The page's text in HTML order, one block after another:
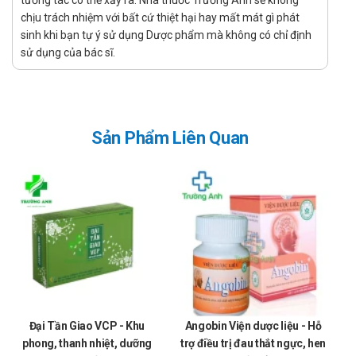
cho con bú
Tham khảo ý kiến của bác sĩ trước khi dùng cho phụ nữ có
thai hoặc đang cho con bú.
máy móc.
Tác dụng phụ của Hoạt huyết dưỡng não
Hà Thành
Chưa có báo cáo.
Tương tác
Xử trí khi quên liều
chịu trách nhiệm với bất cứ thiệt hại hay mất mát gì phát
sinh khi bạn tự ý sử dụng Dược phẩm mà không có chỉ định
sử dụng của bác sĩ.
Sản Phẩm Liên Quan
Đại Tần Giao VCP - Khu
phong, thanh nhiệt, dưỡng
Angobin Viện dược liệu - Hỗ
trợ điều trị đau thắt ngực, hen